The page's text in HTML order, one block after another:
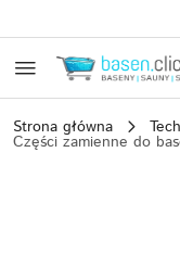
Strona główna
Części zamienne do